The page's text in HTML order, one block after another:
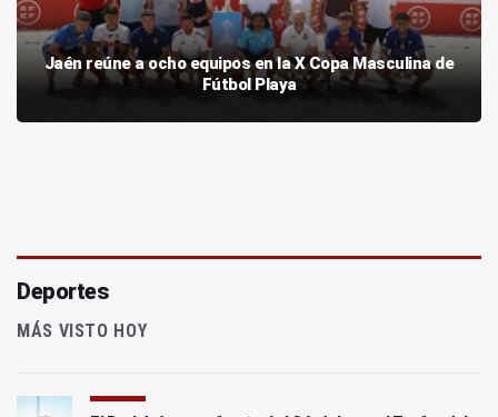
Jaén reúne a ocho equipos en la X Copa Masculina de
Fútbol Playa
Deportes
MÁS VISTO HOY